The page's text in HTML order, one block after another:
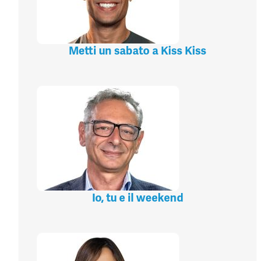
Metti un sabato a Kiss Kiss
Io, tu e il weekend